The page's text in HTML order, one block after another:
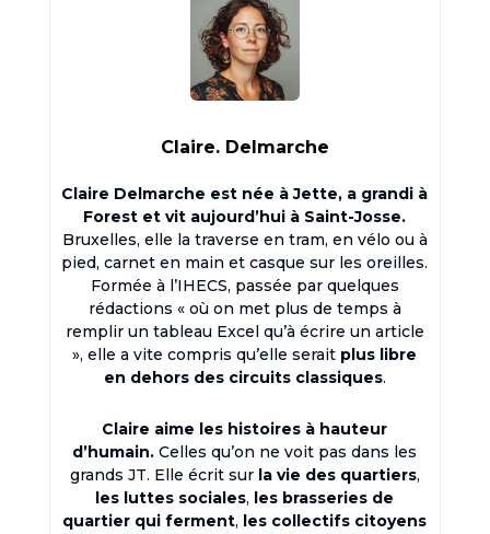
Claire. Delmarche
Claire Delmarche est née à Jette, a grandi à
Forest et vit aujourd’hui à Saint-Josse.
Bruxelles, elle la traverse en tram, en vélo ou à
pied, carnet en main et casque sur les oreilles.
Formée à l’IHECS, passée par quelques
rédactions « où on met plus de temps à
remplir un tableau Excel qu’à écrire un article
», elle a vite compris qu’elle serait plus libre
en dehors des circuits classiques.
Claire aime les histoires à hauteur
d’humain. Celles qu’on ne voit pas dans les
grands JT. Elle écrit sur la vie des quartiers,
les luttes sociales, les brasseries de
quartier qui ferment, les collectifs citoyens